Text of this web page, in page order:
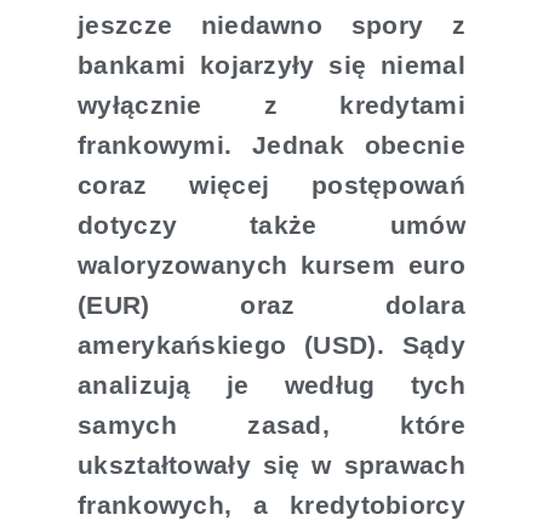
jeszcze niedawno spory z
bankami kojarzyły się niemal
wyłącznie z kredytami
frankowymi. Jednak obecnie
coraz więcej postępowań
dotyczy także umów
waloryzowanych kursem euro
(EUR) oraz dolara
amerykańskiego (USD). Sądy
analizują je według tych
samych zasad, które
ukształtowały się w sprawach
frankowych, a kredytobiorcy